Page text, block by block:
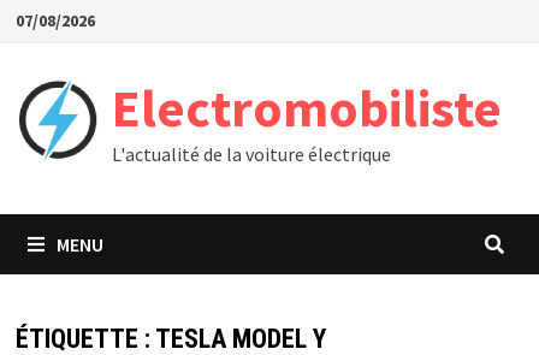
Passer
contenu
07/08/2026
Electromobiliste
L'actualité de la voiture électrique
MENU
ÉTIQUETTE : TESLA MODEL Y